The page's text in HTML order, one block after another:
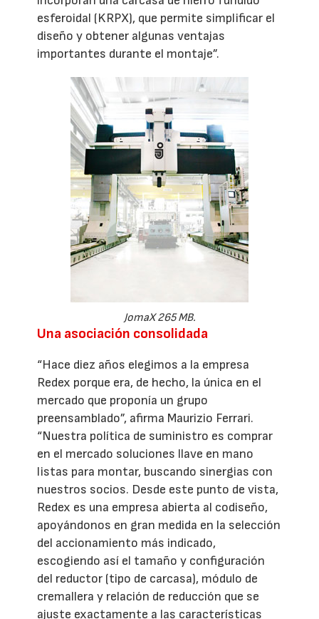
esferoidal (KRPX), que permite simplificar el
diseño y obtener algunas ventajas
importantes durante el montaje”.
JomaX 265 MB.
Una asociación consolidada
“Hace diez años elegimos a la empresa
Redex porque era, de hecho, la única en el
mercado que proponía un grupo
preensamblado”, afirma Maurizio Ferrari.
“Nuestra política de suministro es comprar
en el mercado soluciones llave en mano
listas para montar, buscando sinergias con
nuestros socios. Desde este punto de vista,
Redex es una empresa abierta al codiseño,
apoyándonos en gran medida en la selección
del accionamiento más indicado,
escogiendo así el tamaño y configuración
del reductor (tipo de carcasa), módulo de
cremallera y relación de reducción que se
ajuste exactamente a las características